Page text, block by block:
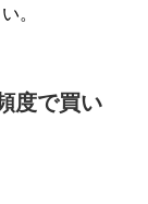
。
度で買い